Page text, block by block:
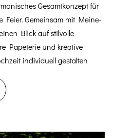
Gesamtkonzept für
Gemeinsam mit Meine-
Blick auf stilvolle
Papeterie und kreative
individuell gestalten